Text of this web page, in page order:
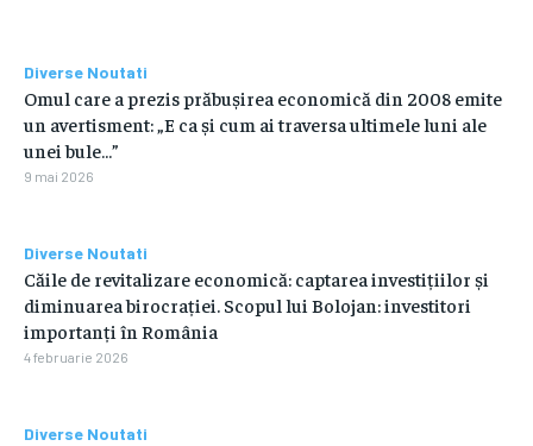
Diverse Noutati
Omul care a prezis prăbușirea economică din 2008 emite
un avertisment: „E ca și cum ai traversa ultimele luni ale
unei bule…”
9 mai 2026
Diverse Noutati
Căile de revitalizare economică: captarea investițiilor și
diminuarea birocrației. Scopul lui Bolojan: investitori
importanți în România
4 februarie 2026
Diverse Noutati